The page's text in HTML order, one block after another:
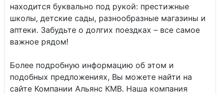
находится буквально под рукой: престижные
школы, детские сады, разнообразные магазины и
аптеки. Забудьте о долгих поездках – все самое
важное рядом!
Более подробную информацию об этом и
подобных предложениях, Вы можете найти на
сайте Компании Альянс КМВ. Наша компания